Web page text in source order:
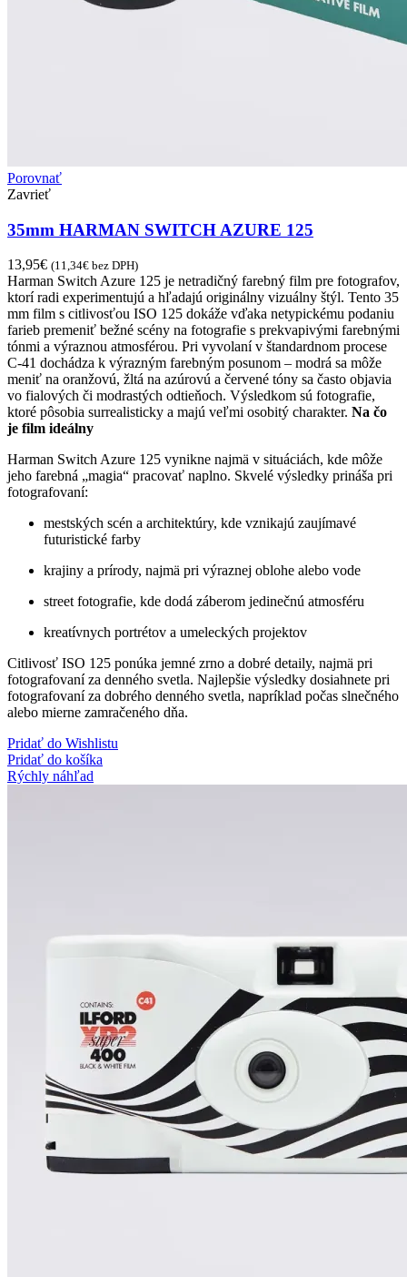
Porovnať
Zavrieť
35mm HARMAN SWITCH AZURE 125
13,95€ (11,34€ bez DPH)
Harman Switch Azure 125 je netradičný farebný film pre fotografov,
ktorí radi experimentujú a hľadajú originálny vizuálny štýl. Tento 35
mm film s citlivosťou ISO 125 dokáže vďaka netypickému podaniu
farieb premeniť bežné scény na fotografie s prekvapivými farebnými
tónmi a výraznou atmosférou. Pri vyvolaní v štandardnom procese
C-41 dochádza k výrazným farebným posunom – modrá sa môže
meniť na oranžovú, žltá na azúrovú a červené tóny sa často objavia
vo fialových či modrastých odtieňoch. Výsledkom sú fotografie,
ktoré pôsobia surrealisticky a majú veľmi osobitý charakter. Na čo
je film ideálny
Harman Switch Azure 125 vynikne najmä v situáciách, kde môže
jeho farebná „magia“ pracovať naplno. Skvelé výsledky prináša pri
fotografovaní:
mestských scén a architektúry, kde vznikajú zaujímavé
futuristické farby
krajiny a prírody, najmä pri výraznej oblohe alebo vode
street fotografie, kde dodá záberom jedinečnú atmosféru
kreatívnych portrétov a umeleckých projektov
Citlivosť ISO 125 ponúka jemné zrno a dobré detaily, najmä pri
fotografovaní za denného svetla. Najlepšie výsledky dosiahnete pri
fotografovaní za dobrého denného svetla, napríklad počas slnečného
alebo mierne zamračeného dňa.
Pridať do Wishlistu
Pridať do košíka
Rýchly náhľad